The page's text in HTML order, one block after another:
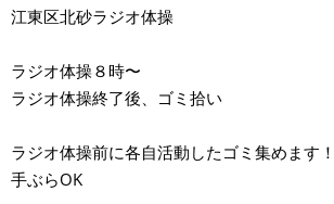
江東区北砂ラジオ体操
ラジオ体操８時〜
ラジオ体操終了後、ゴミ拾い
ラジオ体操前に各自活動したゴミ集めます！
手ぶらOK